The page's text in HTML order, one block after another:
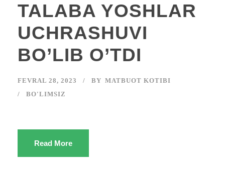
TALABA YOSHLAR
UCHRASHUVI
BO’LIB O’TDI
FEVRAL 28, 2023 BY MATBUOT KOTIBI
BO'LIMSIZ
Read More